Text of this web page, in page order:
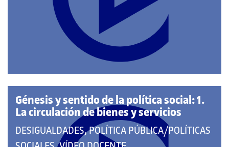
CATEGORÍAS:
Génesis y sentido de la política social: 1.
La circulación de bienes y servicios
QUE
DESIGUALDADES, POLÍTICA PÚBLICA/POLÍTICAS